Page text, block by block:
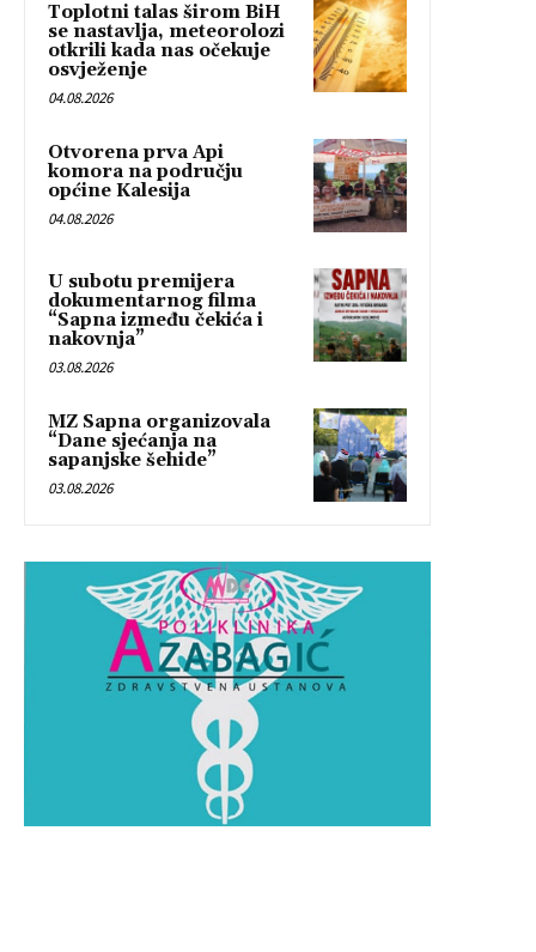
Toplotni talas širom BiH
se nastavlja, meteorolozi
otkrili kada nas očekuje
osvježenje
04.08.2026
Otvorena prva Api
komora na području
općine Kalesija
04.08.2026
U subotu premijera
dokumentarnog filma
“Sapna između čekića i
nakovnja”
03.08.2026
MZ Sapna organizovala
“Dane sjećanja na
sapanjske šehide”
03.08.2026